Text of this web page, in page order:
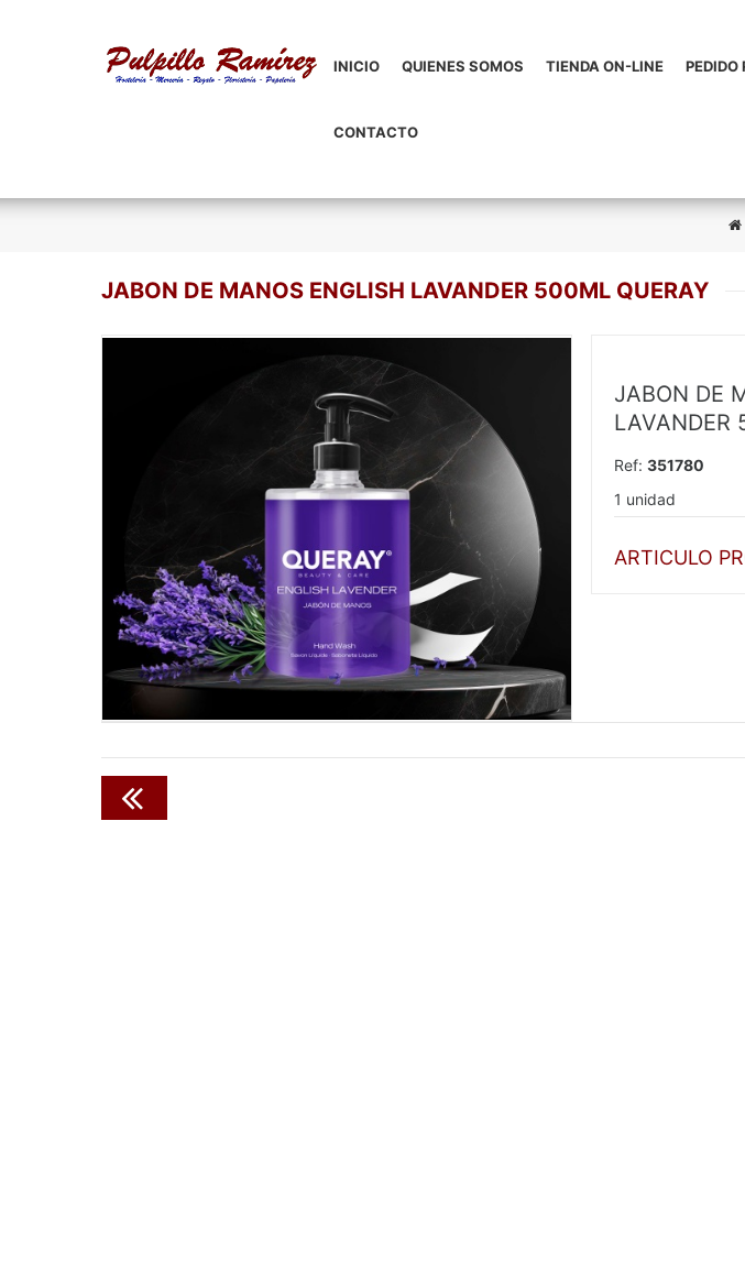
INICIO QUIENES SOMOS TIENDA ON-LINE PEDIDO
CONTACTO
JABON DE MANOS ENGLISH LAVANDER 500ML QUERAY
JABON DE
LAVANDER
Ref: 351780
1 unidad
ARTICULO